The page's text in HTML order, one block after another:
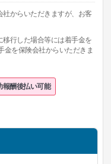
からいただきますが、お客
行した場合等には着手金を
金を保険会社からいただきま
報酬後払い可能